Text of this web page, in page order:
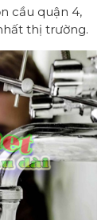
cầu quận 4,
thị trường.